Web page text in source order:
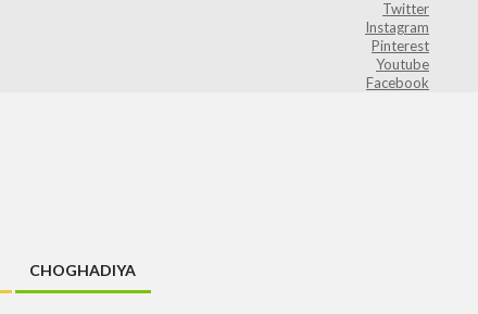
Twitter
Instagram
Pinterest
Youtube
Facebook
CHOGHADIYA